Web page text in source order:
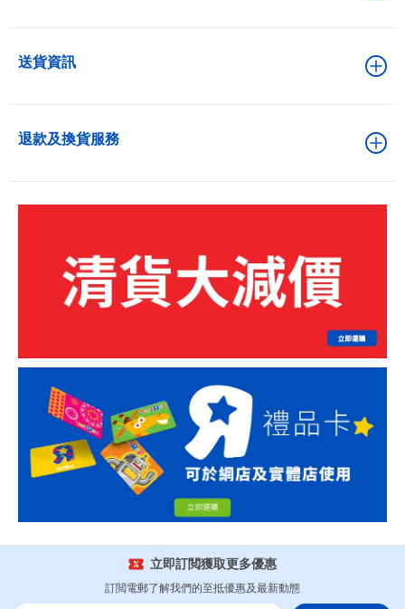
送貨資訊
退款及換貨服務
立即訂閲獲取更多優惠
訂閲電郵了解我們的至抵優惠及最新動態